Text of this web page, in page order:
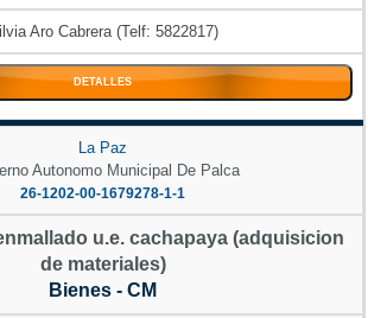
Aro Cabrera (Telf: 5822817)
DETALLES
La Paz
Autonomo Municipal De Palca
26-1202-00-1679278-1-1
u.e. cachapaya (adquisicion
de materiales)
Bienes - CM